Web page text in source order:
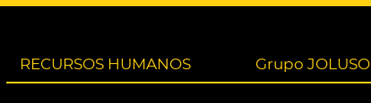
RECURSOS HUMANOS Grupo JOLUSO